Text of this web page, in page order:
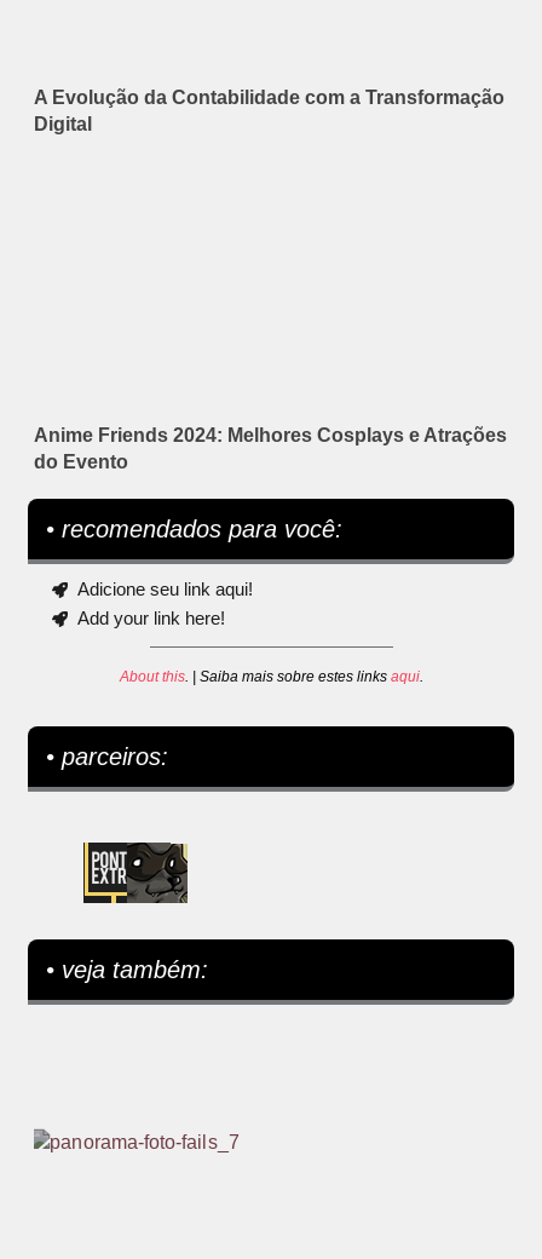
A Evolução da Contabilidade com a Transformação
Digital
Anime Friends 2024: Melhores Cosplays e Atrações
do Evento
• recomendados para você:
Adicione seu link aqui!
Add your link here!
About this. | Saiba mais sobre estes links aqui.
• parceiros:
• veja também: